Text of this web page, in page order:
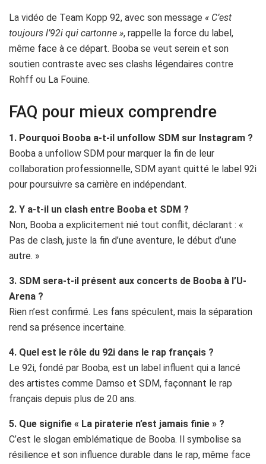
La vidéo de Team Kopp 92, avec son message « C’est
toujours l’92i qui cartonne », rappelle la force du label,
même face à ce départ. Booba se veut serein et son
soutien contraste avec ses clashs légendaires contre
Rohff ou La Fouine.
FAQ pour mieux comprendre
1. Pourquoi Booba a-t-il unfollow SDM sur Instagram ?
Booba a unfollow SDM pour marquer la fin de leur
collaboration professionnelle, SDM ayant quitté le label 92i
pour poursuivre sa carrière en indépendant.
2. Y a-t-il un clash entre Booba et SDM ?
Non, Booba a explicitement nié tout conflit, déclarant : «
Pas de clash, juste la fin d’une aventure, le début d’une
autre. »
3. SDM sera-t-il présent aux concerts de Booba à l’U-
Arena ?
Rien n’est confirmé. Les fans spéculent, mais la séparation
rend sa présence incertaine.
4. Quel est le rôle du 92i dans le rap français ?
Le 92i, fondé par Booba, est un label influent qui a lancé
des artistes comme Damso et SDM, façonnant le rap
français depuis plus de 20 ans.
5. Que signifie « La piraterie n’est jamais finie » ?
C’est le slogan emblématique de Booba. Il symbolise sa
résilience et son influence durable dans le rap, même face